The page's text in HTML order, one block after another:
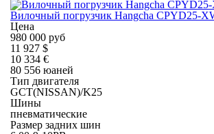
Вилочный погрузчик Hangcha CPYD25-
Цена
980 000 руб
11 927 $
10 334 €
80 556 юаней
Тип двигателя
GCT(NISSAN)/K25
Шины
пневматические
Размер задних шин